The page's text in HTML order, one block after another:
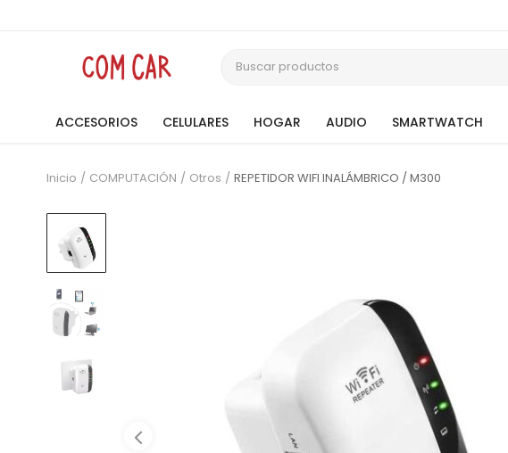
ACCESORIOS CELULARES HOGAR AUDIO SMARTWATCH
Inicio COMPUTACIÓN Otros REPETIDOR WIFI INALÁMBRICO / M300